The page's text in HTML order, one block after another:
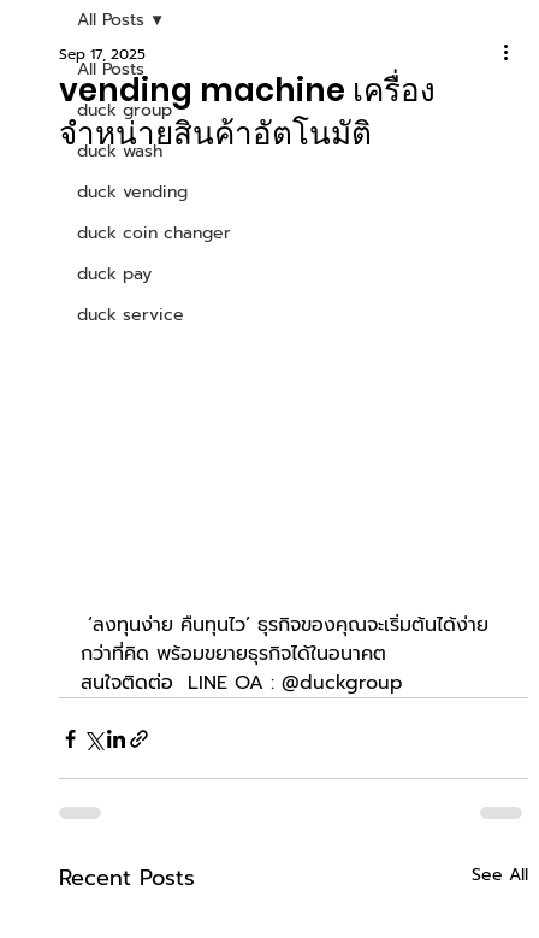
All Posts
duck group
duck wash
duck vending
duck coin changer
duck pay
duck service
All Posts
vending machine เครื่อง
จำหน่ายสินค้าอัตโนมัติ
Sep 17, 2025
‘ลงทุนง่าย คืนทุนไว’ ธุรกิจของคุณจะเริ่มต้นได้ง่าย
กว่าที่คิด พร้อมขยายธุรกิจได้ในอนาคต
สนใจติดต่อ LINE OA : @duckgroup
Recent Posts See All